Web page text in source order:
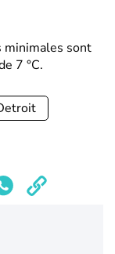
minimales sont
7 °C.